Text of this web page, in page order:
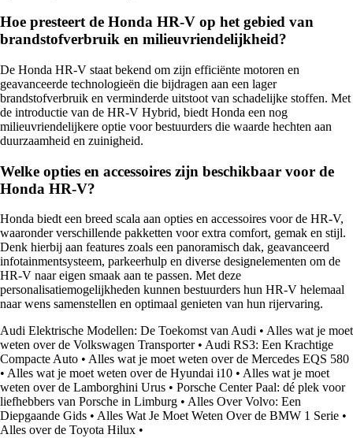
Hoe presteert de Honda HR-V op het gebied van
brandstofverbruik en milieuvriendelijkheid?
De Honda HR-V staat bekend om zijn efficiënte motoren en
geavanceerde technologieën die bijdragen aan een lager
brandstofverbruik en verminderde uitstoot van schadelijke stoffen. Met
de introductie van de HR-V Hybrid, biedt Honda een nog
milieuvriendelijkere optie voor bestuurders die waarde hechten aan
duurzaamheid en zuinigheid.
Welke opties en accessoires zijn beschikbaar voor de
Honda HR-V?
Honda biedt een breed scala aan opties en accessoires voor de HR-V,
waaronder verschillende pakketten voor extra comfort, gemak en stijl.
Denk hierbij aan features zoals een panoramisch dak, geavanceerd
infotainmentsysteem, parkeerhulp en diverse designelementen om de
HR-V naar eigen smaak aan te passen. Met deze
personalisatiemogelijkheden kunnen bestuurders hun HR-V helemaal
naar wens samenstellen en optimaal genieten van hun rijervaring.
Audi Elektrische Modellen: De Toekomst van Audi • Alles wat je moet
weten over de Volkswagen Transporter• Audi RS3: Een Krachtige
Compacte Auto • Alles wat je moet weten over de Mercedes EQS 580
• Alles wat je moet weten over de Hyundai i10 • Alles wat je moet
weten over de Lamborghini Urus • Porsche Center Paal: dé plek voor
liefhebbers van Porsche in Limburg • Alles Over Volvo: Een
Diepgaande Gids • Alles Wat Je Moet Weten Over de BMW 1 Serie •
Alles over de Toyota Hilux •